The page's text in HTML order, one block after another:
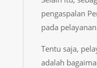
pengaspalan
pada
Tentu saja,
adalah